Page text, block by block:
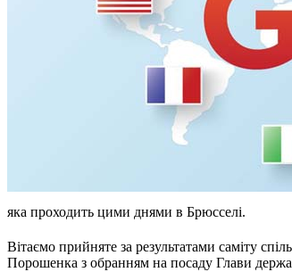
яка проходить цими днями в Брюсселі.
Вітаємо прийняте за результатами саміту
Порошенка з обранням на посаду Глави